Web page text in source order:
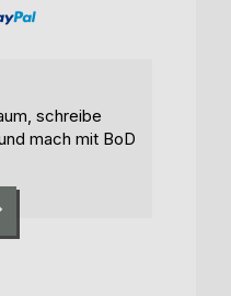
schreibe
mach mit BoD